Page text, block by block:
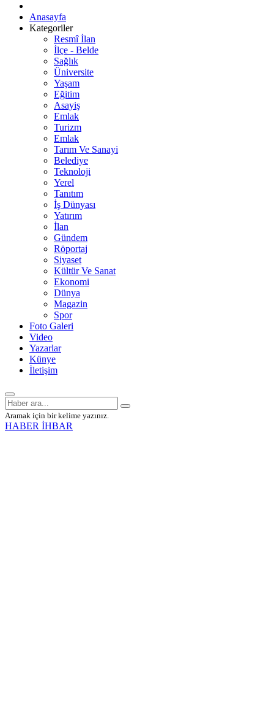
Anasayfa
Kategoriler
Resmî İlan
İlçe - Belde
Sağlık
Üniversite
Yaşam
Eğitim
Asayiş
Emlak
Turizm
Emlak
Tarım Ve Sanayi
Belediye
Teknoloji
Yerel
Tanıtım
İş Dünyası
Yatırım
İlan
Gündem
Röportaj
Siyaset
Kültür Ve Sanat
Ekonomi
Dünya
Magazin
Spor
Foto Galeri
Video
Yazarlar
Künye
İletişim
Aramak için bir kelime yazınız.
HABER İHBAR